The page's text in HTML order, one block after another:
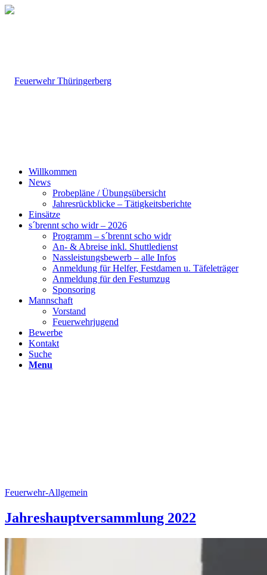
Willkommen
News
Probepläne / Übungsübersicht
Jahresrückblicke – Tätigkeitsberichte
Einsätze
s´brennt scho widr – 2026
Programm – s´brennt scho widr
An- & Abreise inkl. Shuttledienst
Nassleistungsbewerb – alle Infos
Anmeldung für Helfer, Festdamen u. Täfeleträger
Anmeldung für den Festumzug
Sponsoring
Mannschaft
Vorstand
Feuerwehrjugend
Bewerbe
Kontakt
Suche
Menu
Feuerwehr-Allgemein
Jahreshauptversammlung 2022